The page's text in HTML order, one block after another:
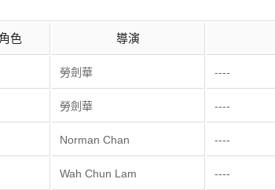
色 導演
勞劍華 ----
勞劍華 ----
Norman Chan ----
Wah Chun Lam ----